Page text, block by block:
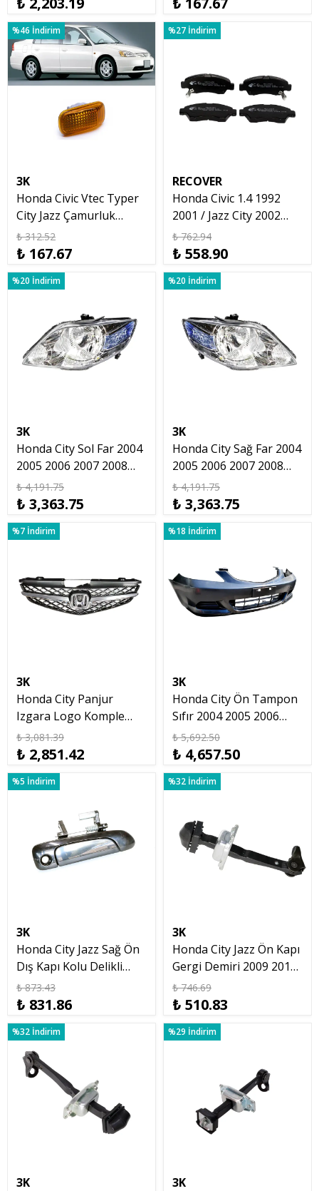
%46 İndirim
3K
Honda Civic Vtec Typer
City Jazz Çamurluk
Sinyali Sarı 2002 2006
Sağ
₺ 312.52
₺ 167.67
%27 İndirim
RECOVER
Honda Civic 1.4 1992
2001 / Jazz City 2002
2006 Ön Balata Takımı
₺ 762.94
₺ 558.90
%20 İndirim
3K
Honda City Sol Far 2004
2005 2006 2007 2008
Motorsuz
₺ 4,191.75
₺ 3,363.75
%20 İndirim
3K
Honda City Sağ Far 2004
2005 2006 2007 2008
Motorsuz
₺ 4,191.75
₺ 3,363.75
%7 İndirim
3K
Honda City Panjur
Izgara Logo Komple
2004 2005 2006 2007
2008
₺ 3,081.39
₺ 2,851.42
%18 İndirim
3K
Honda City Ön Tampon
Sıfır 2004 2005 2006
2007 2008 Yedek Parça
₺ 5,692.50
₺ 4,657.50
%5 İndirim
3K
Honda City Jazz Sağ Ön
Dış Kapı Kolu Delikli
2002 2008
₺ 873.43
₺ 831.86
%32 İndirim
3K
Honda City Jazz Ön Kapı
Gergi Demiri 2009 2013
R/L
₺ 746.69
₺ 510.83
%32 İndirim
3K
%29 İndirim
3K